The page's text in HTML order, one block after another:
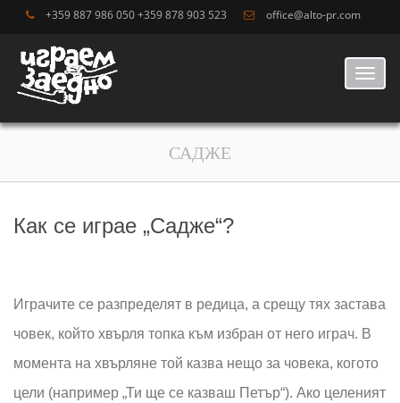
+359 887 986 050 +359 878 903 523 office@alto-pr.com
САДЖЕ
Как се играе „Садже“?
Играчите се разпределят в редица, а срещу тях застава
човек, който хвърля топка към избран от него играч. В
момента на хвърляне той казва нещо за човека, когото
цели (например „Ти ще се казваш Петър“). Ако целеният